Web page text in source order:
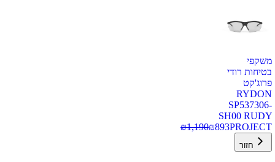
משקפי
בטיחות רודי
פרוג'קט
RYDON
SP537306-
SH00 RUDY
PROJECT
₪893
₪1,190
חזור